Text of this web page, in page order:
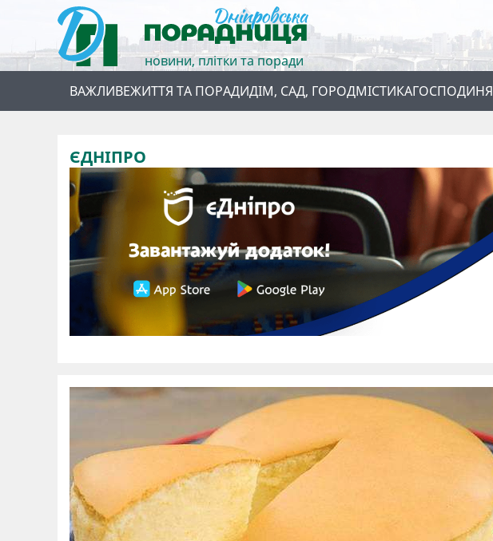
новини, плітки та поради
ВАЖЛИВЕЖИТТЯ ТА ПОРАДИДІМ, САД, ГОРОДМІСТИКАГОСПОДИНЯ
ЄДНІПРО